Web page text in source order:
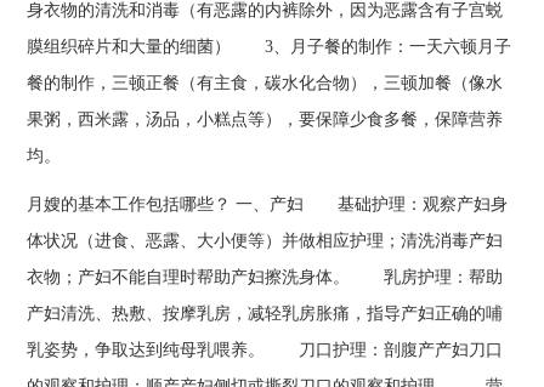
身衣物的清洗和消毒（有恶露的内裤除外，因为恶露含有子宫蜕
膜组织碎片和大量的细菌） 3、月子餐的制作：一天六顿月子
餐的制作，三顿正餐（有主食，碳水化合物），三顿加餐（像水
果粥，西米露，汤品，小糕点等），要保障少食多餐，保障营养
均。
月嫂的基本工作包括哪些？ 一、产妇 基础护理：观察产妇身
体状况（进食、恶露、大小便等）并做相应护理；清洗消毒产妇
衣物；产妇不能自理时帮助产妇擦洗身体。 乳房护理：帮助
产妇清洗、热敷、按摩乳房，减轻乳房胀痛，指导产妇正确的哺
乳姿势，争取达到纯母乳喂养。 刀口护理：剖腹产产妇刀口